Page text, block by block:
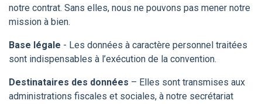
notre contrat. Sans elles, nous ne pouvons pas mener notre
mission à bien.
Base légale - Les données à caractère personnel traitées
sont indispensables à l’exécution de la convention.
Destinataires des données – Elles sont transmises aux
administrations fiscales et sociales, à notre secrétariat